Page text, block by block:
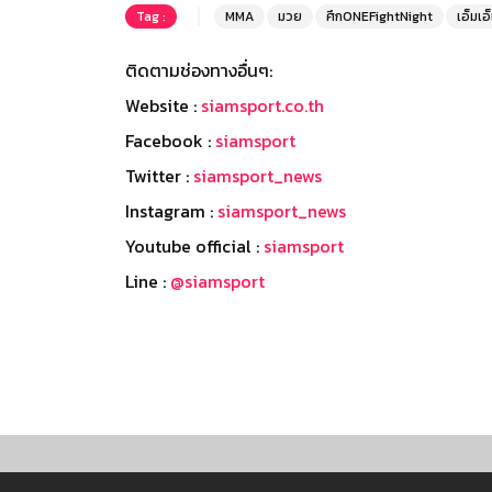
Tag : MMA มวย ศึกONEFightNight เอ็มเ
ติดตามช่องทางอื่นๆ:
Website : siamsport.co.th
Facebook : siamsport
Twitter : siamsport_news
Instagram : siamsport_news
Youtube official : siamsport
Line : @siamsport